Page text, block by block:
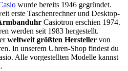
wurde bereits 1946 gegründet.
erste Taschenrechner und Desktop-
Casiotron erschien 1974.
werden seit 1983 hergestellt.
weltweit größten Hersteller von
In unserem Uhren-Shop findest du
Alle vorgestellten Modelle kannst
.